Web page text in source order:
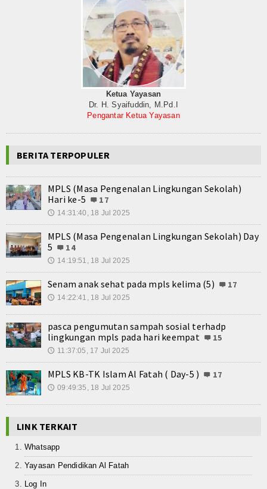
Ketua Yayasan
Dr. H. Syaifuddin, M.Pd.I
Pengantar Ketua Yayasan
BERITA TERPOPULER
MPLS (Masa Pengenalan Lingkungan Sekolah)
Hari ke-5
17
🕔 14:31:40, 18 Jul 2025
MPLS (Masa Pengenalan Lingkungan Sekolah) Day
5
14
🕔 14:19:51, 18 Jul 2025
Senam anak sehat pada mpls kelima (5) 17
🕔 14:22:41, 18 Jul 2025
pasca pengumutan sampah sosial terhadp
lingkungan mpls pada hari keempat
15
🕔 11:37:05, 17 Jul 2025
MPLS KB-TK Islam Al Fatah ( Day-5 ) 17
🕔 09:49:35, 18 Jul 2025
LINK TERKAIT
Whatsapp
Yayasan Pendidikan Al Fatah
Log In